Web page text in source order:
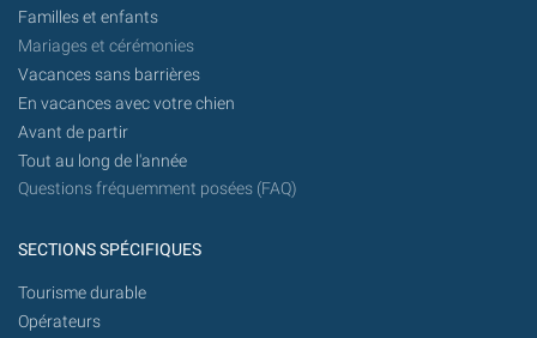
Familles et enfants
Mariages et cérémonies
Vacances sans barrières
En vacances avec votre chien
Avant de partir
Tout au long de l'année
Questions fréquemment posées (FAQ)
SECTIONS SPÉCIFIQUES
Tourisme durable
Opérateurs